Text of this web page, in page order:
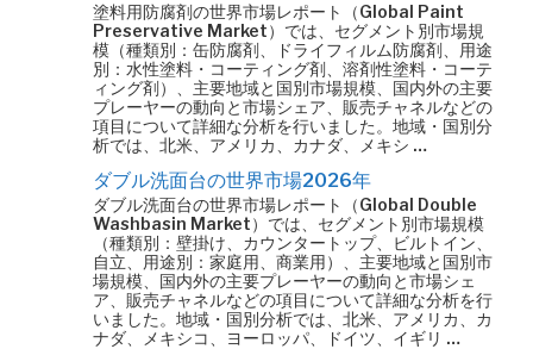
塗料用防腐剤の世界市場レポート（Global Paint
Preservative Market）では、セグメント別市場規
模（種類別：缶防腐剤、ドライフィルム防腐剤、用途
別：水性塗料・コーティング剤、溶剤性塗料・コーテ
ィング剤）、主要地域と国別市場規模、国内外の主要
プレーヤーの動向と市場シェア、販売チャネルなどの
項目について詳細な分析を行いました。地域・国別分
析では、北米、アメリカ、カナダ、メキシ …
ダブル洗面台の世界市場2026年
ダブル洗面台の世界市場レポート（Global Double
Washbasin Market）では、セグメント別市場規模
（種類別：壁掛け、カウンタートップ、ビルトイン、
自立、用途別：家庭用、商業用）、主要地域と国別市
場規模、国内外の主要プレーヤーの動向と市場シェ
ア、販売チャネルなどの項目について詳細な分析を行
いました。地域・国別分析では、北米、アメリカ、カ
ナダ、メキシコ、ヨーロッパ、ドイツ、イギリ …